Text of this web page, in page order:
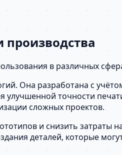
производства
в различных
Она разработана с
точности
сложных проектов.
и снизить затраты
деталей, которые